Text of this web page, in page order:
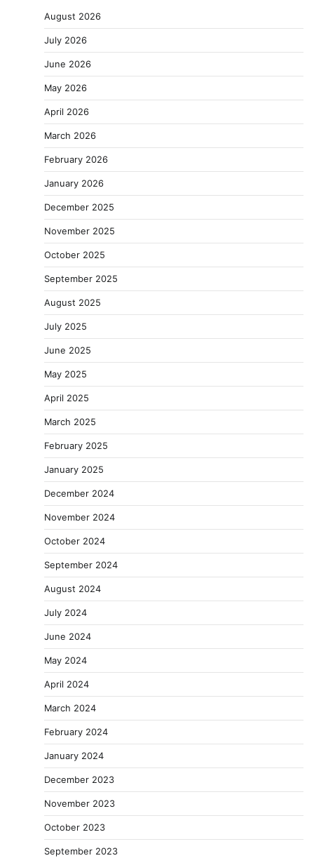
August 2026
July 2026
June 2026
May 2026
April 2026
March 2026
February 2026
January 2026
December 2025
November 2025
October 2025
September 2025
August 2025
July 2025
June 2025
May 2025
April 2025
March 2025
February 2025
January 2025
December 2024
November 2024
October 2024
September 2024
August 2024
July 2024
June 2024
May 2024
April 2024
March 2024
February 2024
January 2024
December 2023
November 2023
October 2023
September 2023